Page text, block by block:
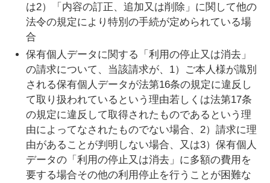
は2）「内容の訂正、追加又は削除」に関して他の
法令の規定により特別の手続が定められている場
合
保有個人データに関する「利用の停止又は消去」
の請求について、当該請求が、1）ご本人様が識別
される保有個人データが法第16条の規定に違反し
て取り扱われているという理由若しくは法第17条
の規定に違反して取得されたものであるという理
由によってなされたものでない場合、2）請求に理
由があることが判明しない場合、又は3）保有個人
データの「利用の停止又は消去」に多額の費用を
要する場合その他の利用停止を行うことが困難な